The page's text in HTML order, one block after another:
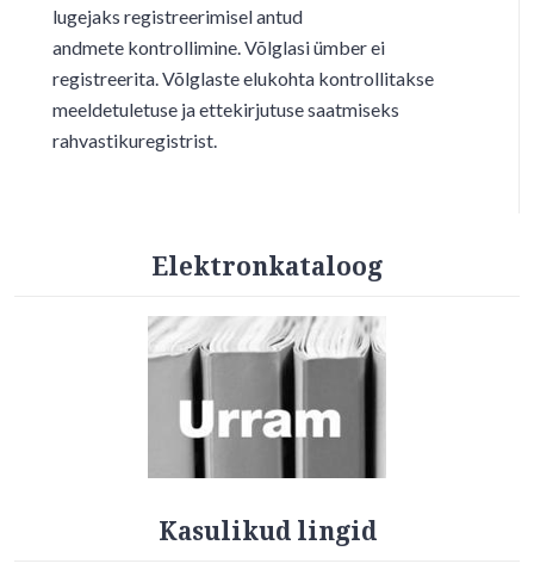
lugejaks registreerimisel antud
andmete kontrollimine. Võlglasi ümber ei
registreerita. Võlglaste elukohta kontrollitakse
meeldetuletuse ja ettekirjutuse saatmiseks
rahvastikuregistrist.
Elektronkataloog
Kasulikud lingid